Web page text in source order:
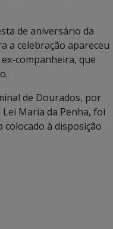
de aniversário da
a celebração apareceu
companheira, que
de Dourados, por
Maria da Penha, foi
colocado à disposição